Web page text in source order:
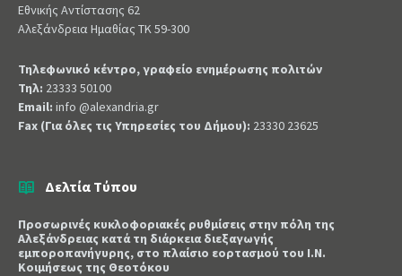
Εθνικής Αντίστασης 62
Αλεξάνδρεια Ημαθίας ΤΚ 59-300
Τηλεφωνικό κέντρο, γραφείο ενημέρωσης πολιτών
Τηλ: 23333 50100
Email: info @alexandria.gr
Fax (Για όλες τις Υπηρεσίες του Δήμου): 23330 23625
Δελτία Τύπου
Προσωρινές κυκλοφοριακές ρυθμίσεις στην πόλη της
Αλεξάνδρειας κατά τη διάρκεια διεξαγωγής
εμποροπανήγυρης, στο πλαίσιο εορτασμού του Ι.Ν.
Κοιμήσεως της Θεοτόκου